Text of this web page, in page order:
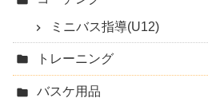
ミニバス指導(U12)
トレーニング
バスケ用品